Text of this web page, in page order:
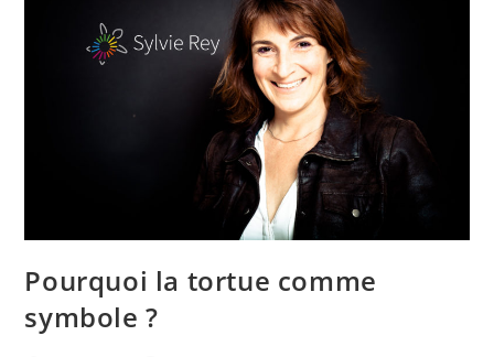
Pourquoi la tortue comme
symbole ?